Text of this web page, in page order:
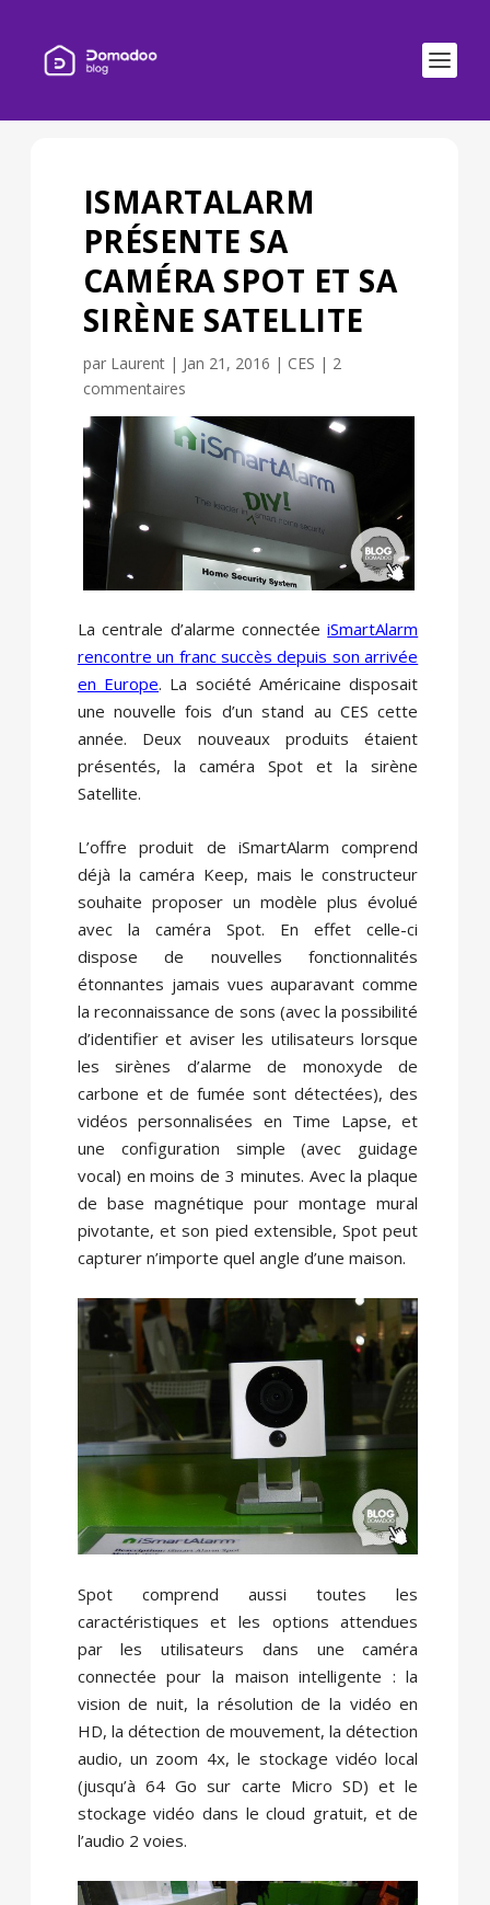
ISMARTALARM
PRÉSENTE SA
CAMÉRA SPOT ET SA
SIRÈNE SATELLITE
par Laurent| Jan 21, 2016 | CES | 2
commentaires
La centrale d’alarme connectéeiSmartAlarm
rencontre un franc succès depuis son arrivée
en Europe. La société Américaine disposait
une nouvelle fois d’un stand au CES cette
année. Deux nouveaux produits étaient
présentés, la caméra Spot et la sirène
Satellite.
L’offre produit de iSmartAlarm comprend
déjà la caméra Keep, mais le constructeur
souhaite proposer un modèle plus évolué
avec la caméra Spot. En effet celle-ci
dispose de nouvelles fonctionnalités
étonnantes jamais vues auparavant comme
la reconnaissance de sons (avec la possibilité
d’identifier et aviser les utilisateurs lorsque
les sirènes d’alarme de monoxyde de
carbone et de fumée sont détectées), des
vidéos personnalisées en Time Lapse, et
une configuration simple (avec guidage
vocal) en moins de 3 minutes. Avec la plaque
de base magnétique pour montage mural
pivotante, et son pied extensible, Spot peut
capturer n’importe quel angle d’une maison.
Spot comprend aussi toutes les
caractéristiques et les options attendues
par les utilisateurs dans une caméra
connectée pour la maison intelligente : la
vision de nuit, la résolution de la vidéo en
HD, la détection de mouvement, la détection
audio, un zoom 4x, le stockage vidéo local
(jusqu’à 64 Go sur carte Micro SD) et le
stockage vidéo dans le cloud gratuit, et de
l’audio 2 voies.